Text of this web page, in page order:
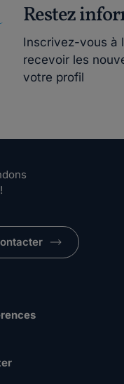
Restez
Inscrivez-vous à
recevoir les
votre profil